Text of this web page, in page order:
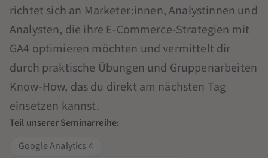
richtet sich an Marketer:innen, Analystinnen und
Analysten, die ihre E-Commerce-Strategien mit
GA4 optimieren möchten und vermittelt dir
durch praktische Übungen und Gruppenarbeiten
Know-How, das du direkt am nächsten Tag
einsetzen kannst.
Teil unserer Seminarreihe:
Google Analytics 4